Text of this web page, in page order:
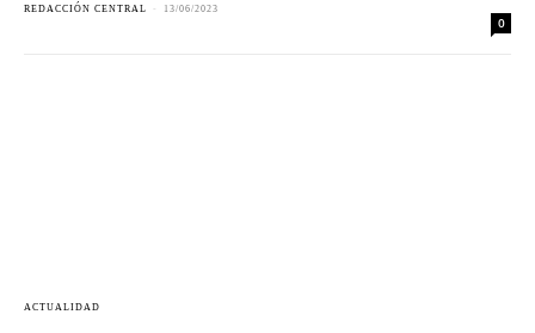
REDACCIÓN CENTRAL - 13/06/2023
0
ACTUALIDAD